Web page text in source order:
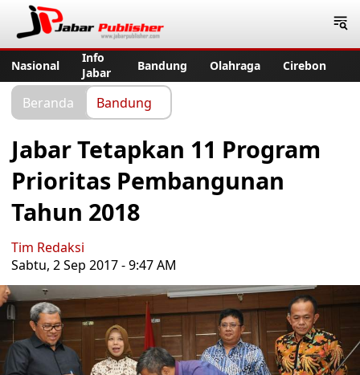
Nasional
Info
Jabar
Bandung Olahraga Cirebon
Beranda Bandung
Jabar Tetapkan 11 Program
Prioritas Pembangunan
Tahun 2018
Tim Redaksi
Sabtu, 2 Sep 2017 - 9:47 AM